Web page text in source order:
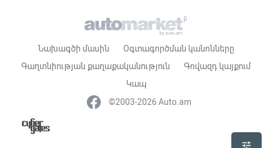

Նախագծի մասին
Օգտագործման կանոնները
Գաղտնիության քաղաքականություն
Գովազդ կայքում
Կապ
©2003-2026 Auto.am